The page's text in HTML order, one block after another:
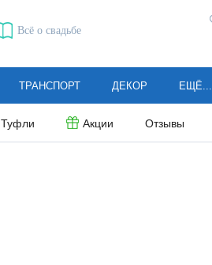
Всё о свадьбе
Туфли Акции Отзывы
ТРАНСПОРТ ДЕКОР ЕЩЁ...